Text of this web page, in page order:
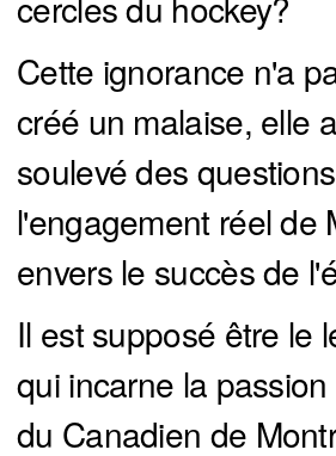
Cette ignorance n'a
créé un malaise, elle
soulevé des
l'engagement réel de
envers le succès de
Il est supposé être le
qui incarne la
du Canadien de